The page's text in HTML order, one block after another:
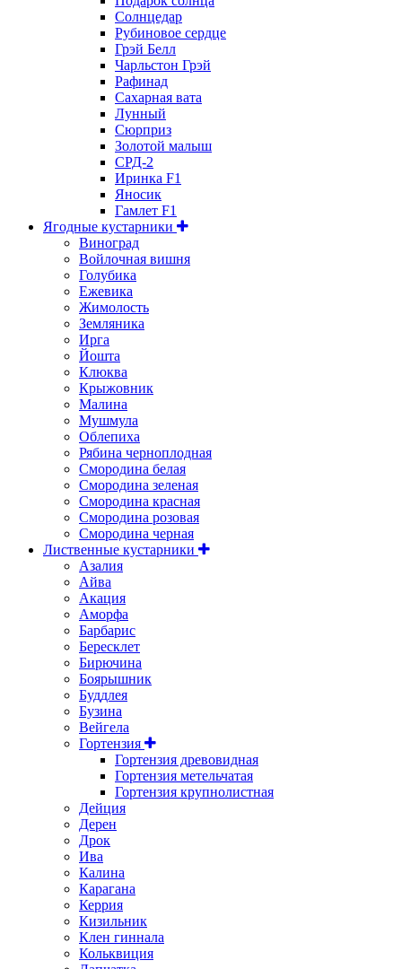
Солнцедар
Рубиновое сердце
Грэй Белл
Чарльстон Грэй
Рафинад
Сахарная вата
Лунный
Сюрприз
Золотой малыш
СРД-2
Иринка F1
Яносик
Гамлет F1
Ягодные кустарники
Виноград
Войлочная вишня
Голубика
Ежевика
Жимолость
Земляника
Ирга
Йошта
Клюква
Крыжовник
Малина
Мушмула
Облепиха
Рябина черноплодная
Смородина белая
Смородина зеленая
Смородина красная
Смородина розовая
Смородина черная
Лиственные кустарники
Азалия
Айва
Акация
Аморфа
Барбарис
Бересклет
Бирючина
Боярышник
Буддлея
Бузина
Вейгела
Гортензия
Гортензия древовидная
Гортензия метельчатая
Гортензия крупнолистная
Дейция
Дерен
Дрок
Ива
Калина
Карагана
Керрия
Кизильник
Клен гиннала
Кольквиция